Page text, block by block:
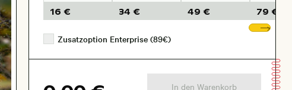
16 € 34 € 49 €
79 €
Zusatzoption Enterprise (89€)
In den Warenkorb